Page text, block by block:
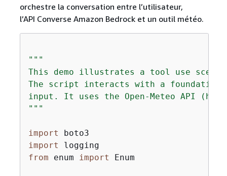
orchestre la conversation entre l’utilisateur,
l’API Converse Amazon Bedrock et un outil météo.
"""
This demo illustrates a tool use
The script interacts with a foundation
input. It uses the Open-Meteo API
"""
import
import
from enum import Enum